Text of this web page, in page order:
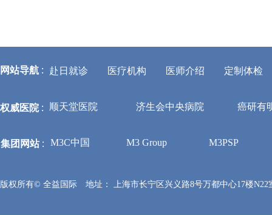
网站导航 : 赴日就诊 医疗机构 医师介绍 定制体检
权威医院: 顺天堂医院 济生会中央病院 癌研有
版权所有© 全益国际 地址： 上海市长宁区兴义路8号万都中心17楼N22
集团网站: M3C中国 M3 Group M3PSP